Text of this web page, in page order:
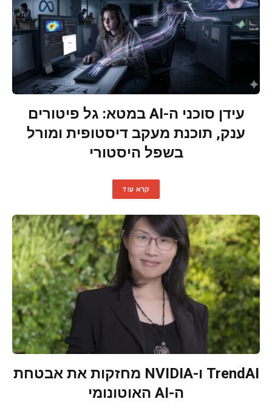
עידן סוכני ה-AI במטא: גל פיטורים
ענק, תוכנת מעקב דיסטופית ומורל
בשפל היסטורי
קרא עוד
TrendAI ו-NVIDIA מחזקות את אבטחת
ה-AI האוטונומי